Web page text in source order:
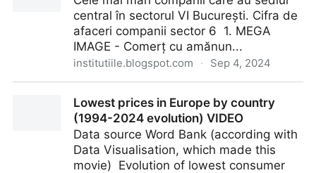
central în sectorul VI București. Cifra de
afaceri companii sector 6 1. MEGA
IMAGE - Comerț cu amănun...
institutiile.blogspot.com · Sep 4, 2024
Lowest prices in Europe by country
(1994-2024 evolution) VIDEO
Data source Word Bank (according with
Data Visualisation, which made this
movie) Evolution of lowest consumer